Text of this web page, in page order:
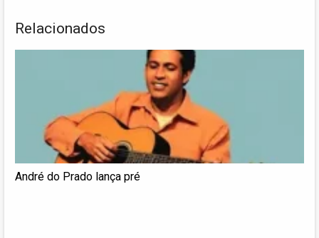
Relacionados
André do Prado lança pré